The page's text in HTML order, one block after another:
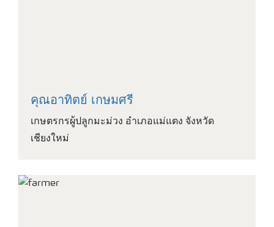
คุณอาทิตย์ เกษมศรี
เกษตรกรผู้ปลูกมะม่วง อำเภอแม่แตง จังหวัด
เชียงใหม่